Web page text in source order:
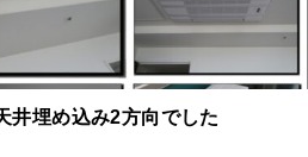
井埋め込み2方向でした